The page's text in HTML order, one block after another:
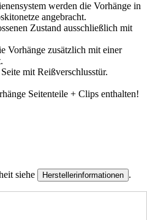
werden die Vorhänge in
angebracht.
Zustand ausschließlich mit
Vorhänge zusätzlich mit einer
mit Reißverschlusstür.
Seitenteile + Clips enthalten!
siehe Herstellerinformationen .